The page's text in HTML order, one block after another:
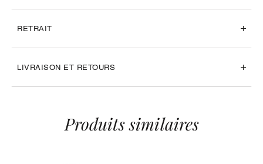
RETRAIT
LIVRAISON ET RETOURS
Produits similaires